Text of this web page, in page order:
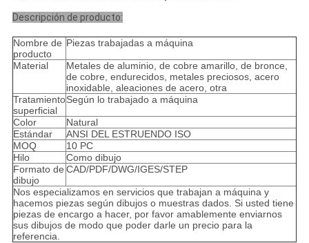
Descripción de producto:
Nombre de
producto
Piezas trabajadas a máquina
Material
Metales de aluminio, de cobre amarillo, de bronce,
de cobre, endurecidos, metales preciosos, acero
inoxidable, aleaciones de acero, otra
Tratamiento
superficial
Según lo trabajado a máquina
Color
Natural
Estándar
ANSI DEL ESTRUENDO ISO
MOQ
10 PC
Hilo
Como dibujo
Formato de
dibujo
CAD/PDF/DWG/IGES/STEP
Nos especializamos en servicios que trabajan a máquina y
hacemos piezas según dibujos o muestras dados. Si usted tiene
piezas de encargo a hacer, por favor amablemente enviarnos
sus dibujos de modo que poder darle un precio para la
referencia.